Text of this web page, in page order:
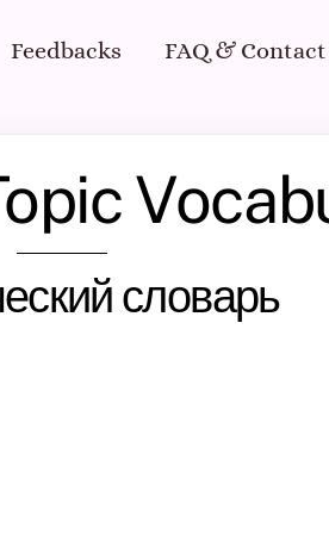
Feedbacks FAQ & Contact
словарь